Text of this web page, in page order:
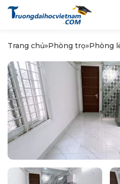
Trang chủ»Phòng trọ»Phòng